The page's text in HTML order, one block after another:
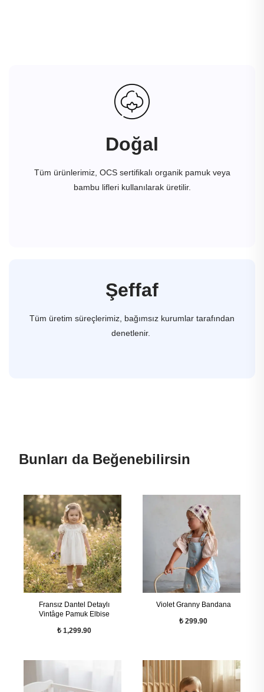
Doğal
Tüm ürünlerimiz, OCS sertifikalı organik pamuk veya
bambu lifleri kullanılarak üretilir.
Şeffaf
Tüm üretim süreçlerimiz, bağımsız kurumlar tarafından
denetlenir.
Bunları da Beğenebilirsin
Fransız Dantel Detaylı
Vintâge Pamuk Elbise
₺ 1,299.90
Violet Granny Bandana
₺ 299.90